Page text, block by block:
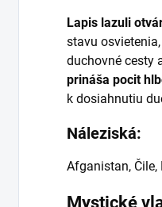
Lapis lazuli
stavu
duchovné cesty
prináša pocit
k dosiahnutiu
Náleziská:
Afganistan, Čile,
Mystické